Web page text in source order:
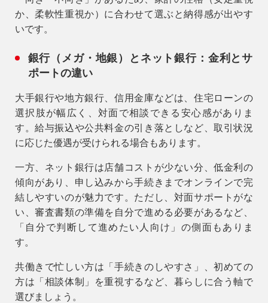
か、柔軟性重視か） に合わせて選ぶと納得感が出やす
いです。
銀行（メガ・地銀）とネット銀行：金利とサ
ポートの違い
大手銀行や地方銀行、信用金庫などは、住宅ローンの
選択肢が幅広く、対面で相談できる安心感がありま
す。給与振込や公共料金の引き落としなど、取引状況
に応じた優遇が受けられる場合もあります。
一方、ネット銀行は店舗コストが少ない分、低金利の
傾向があり、申し込みから手続きまでオンラインで完
結しやすいのが魅力です。ただし、対面サポートがな
い、審査書類の準備を自分で進める必要があるなど、
「自分で判断して進めたい人向け」 の側面もありま
す。
共働きで忙しい方は「手続きのしやすさ」、初めての
方は「相談体制」を重視するなど、暮らしに合う軸で
選びましょう。
（定休／水曜日）
注文住宅
0120-70-1212
リフォーム
0120-37-7611
アフターメンテナンス
事業用
04-2968-5522